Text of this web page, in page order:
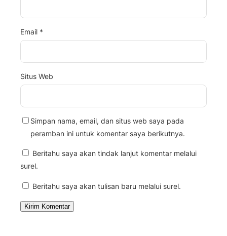
Email *
Situs Web
Simpan nama, email, dan situs web saya pada
peramban ini untuk komentar saya berikutnya.
Beritahu saya akan tindak lanjut komentar melalui
surel.
Beritahu saya akan tulisan baru melalui surel.